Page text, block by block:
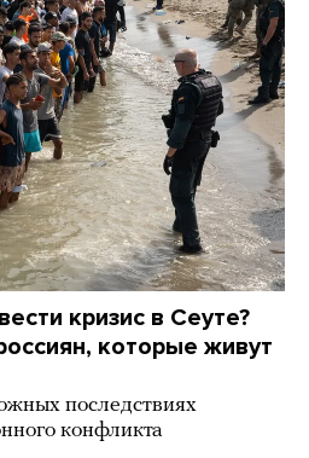
кризис в Сеуте?
которые живут
последствиях
конфликта